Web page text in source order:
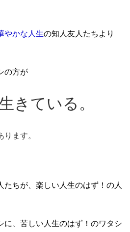
やかな人生の知人友人たちより
の方が
きている。
ます。
たちが、楽しい人生のはず！の人
に、苦しい人生のはず！のワタシ